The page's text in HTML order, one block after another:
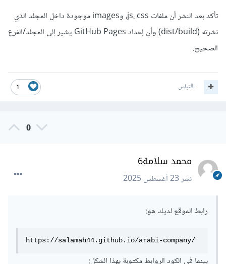
تأكد بعد النشر أن ملفات js، css، وimages موجودة داخل المجلد الذي
نشرته (dist/build) وأن إعداد GitHub Pages يشير إلى المجلد/الفرع
الصحيح.
1 اقتباس
0
محمد سلامة6
نشر23 أغسطس 2025
رابط الموقع لديك هو:
https://salamah44.github.io/arabi-company/